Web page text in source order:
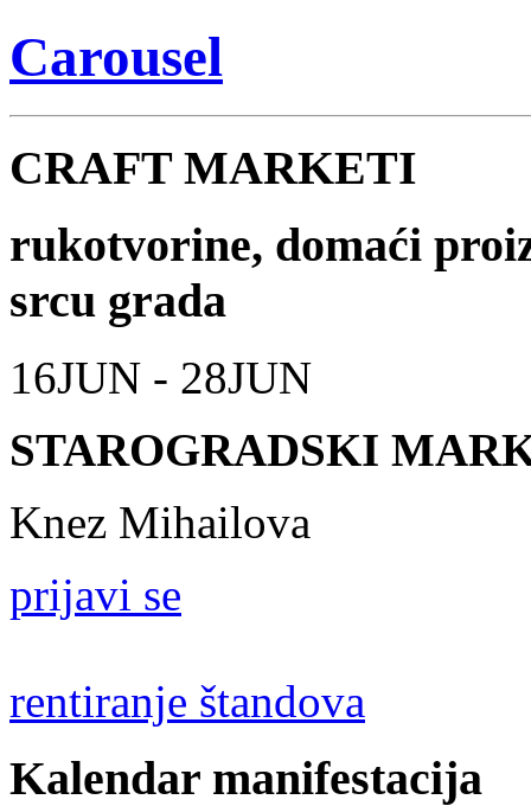
Carousel
CRAFT MARKETI
rukotvorine, domaći
srcu grada
16JUN - 28JUN
STAROGRADSKI
Knez Mihailova
prijavi se
rentiranje štandova
Kalendar manifestacija